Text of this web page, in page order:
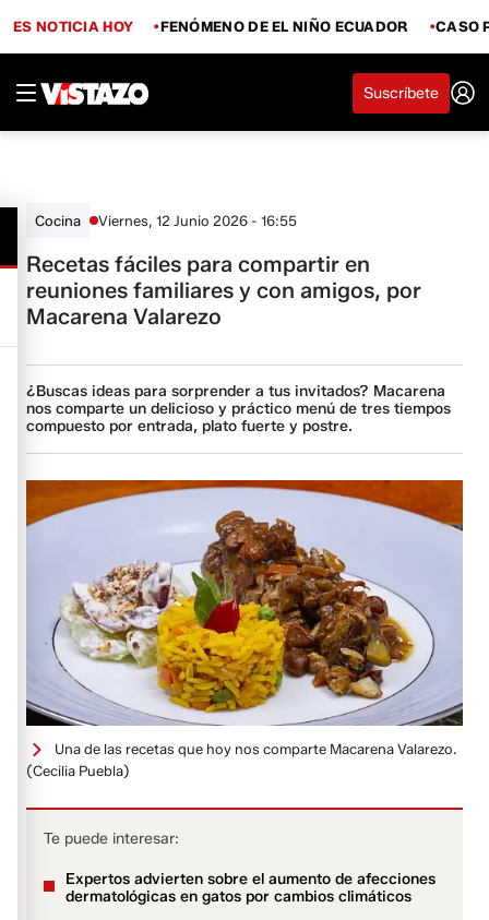
ES NOTICIA HOY FENÓMENO DE EL NIÑO ECUADOR CASO
Suscríbete
Cocina Viernes, 12 Junio 2026 - 16:55
Recetas fáciles para compartir en
reuniones familiares y con amigos, por
Macarena Valarezo
¿Buscas ideas para sorprender a tus invitados? Macarena
nos comparte un delicioso y práctico menú de tres tiempos
compuesto por entrada, plato fuerte y postre.
Una de las recetas que hoy nos comparte Macarena Valarezo.
(Cecilia Puebla)
Te puede interesar:
Expertos advierten sobre el aumento de afecciones
dermatológicas en gatos por cambios climáticos